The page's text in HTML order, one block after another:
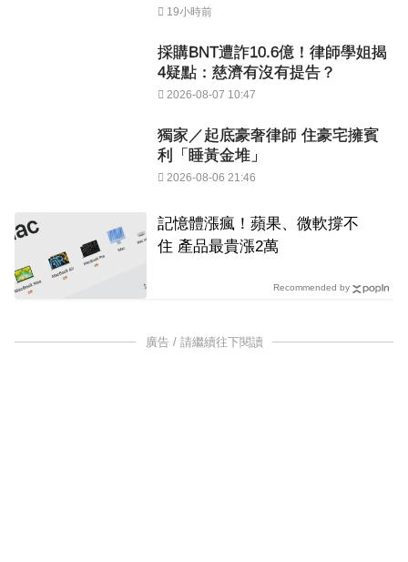
19小時前
採購BNT遭詐10.6億！律師學姐揭
4疑點：慈濟有沒有提告？
2026-08-07 10:47
獨家／起底豪奢律師 住豪宅擁賓
利「睡黃金堆」
2026-08-06 21:46
記憶體漲瘋！蘋果、微軟撐不
住 產品最貴漲2萬
Recommended by
廣告 / 請繼續往下閱讀